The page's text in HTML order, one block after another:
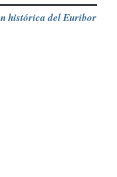
histórica del Euribor